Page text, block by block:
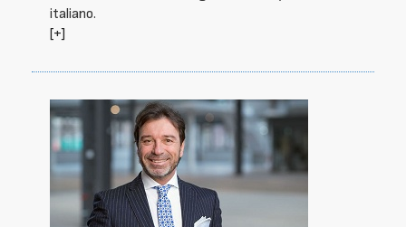
italiano.
[+]